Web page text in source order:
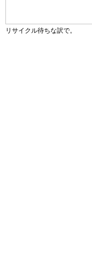
リサイクル待ちな訳で。